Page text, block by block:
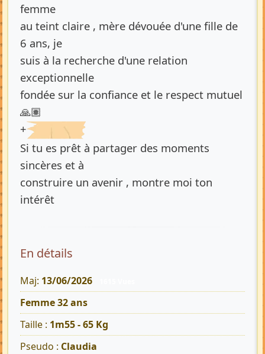
femme
au teint claire , mère dévouée d'une fille de
6 ans, je
suis à la recherche d'une relation
exceptionnelle
fondée sur la confiance et le respect mutuel
🙏🏽
+
Si tu es prêt à partager des moments
sincères et à
construire un avenir , montre moi ton
intérêt
En détails
Maj: 13/06/2026
Femme 32 ans
Taille : 1m55 - 65 Kg
Pseudo : Claudia